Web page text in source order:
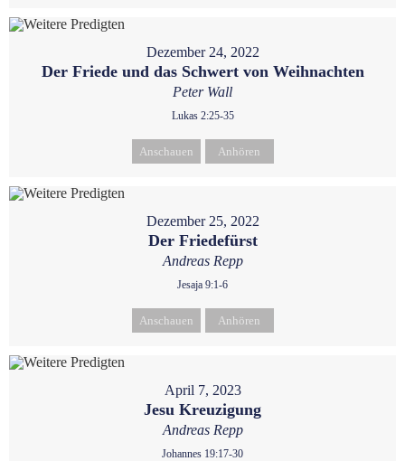
Dezember 24, 2022
Der Friede und das Schwert von Weihnachten
Peter Wall
Lukas 2:25-35
Anschauen Anhören
Dezember 25, 2022
Der Friedefürst
Andreas Repp
Jesaja 9:1-6
Anschauen Anhören
April 7, 2023
Jesu Kreuzigung
Andreas Repp
Johannes 19:17-30